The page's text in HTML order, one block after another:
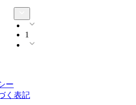
1
ー
く表記